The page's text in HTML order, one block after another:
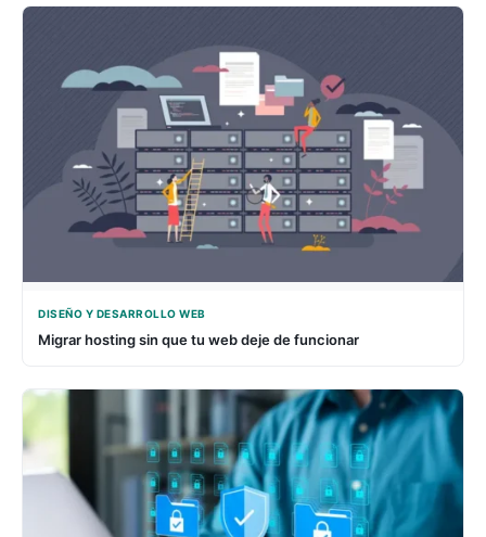
DISEÑO Y DESARROLLO WEB
Migrar hosting sin que tu web deje de funcionar